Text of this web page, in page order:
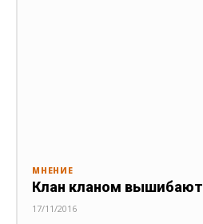
МНЕНИЕ
Клан кланом вышибают
17/11/2016